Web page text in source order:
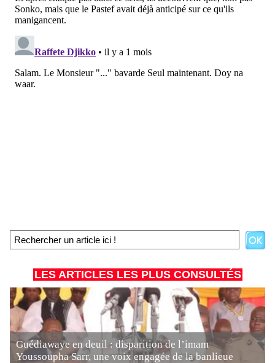
LES ARTICLES LES PLUS CONSULTÉS
Guédiawaye en deuil : disparition de l’imam
Youssoupha Sarr, une voix engagée de la banlieue